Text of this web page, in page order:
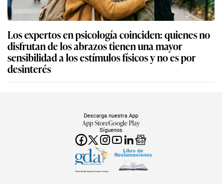
Los expertos en psicología coinciden: quienes no
disfrutan de los abrazos tienen una mayor
sensibilidad a los estímulos físicos y no es por
desinterés
Síguenos
Descarga nuestra App
App StoreGoogle Play
Miembro del Grupo de Diarios América